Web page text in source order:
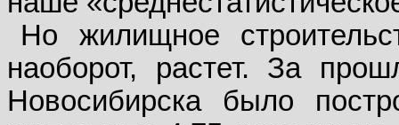
Но жилищное
наоборот, растет. За
Новосибирска было